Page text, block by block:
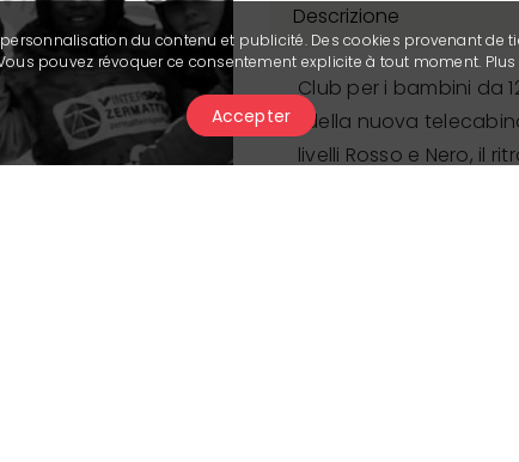
Descrizione
Club per i bambini da
della nuova
livelli Rosso e Nero, il
du contenu et publicité. Des cookies provenant de
pouvez révoquer ce consentement explicite à tout moment.
Accepter